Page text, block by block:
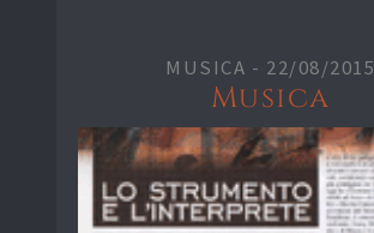
MUSICA - 22/08/2015
Musica